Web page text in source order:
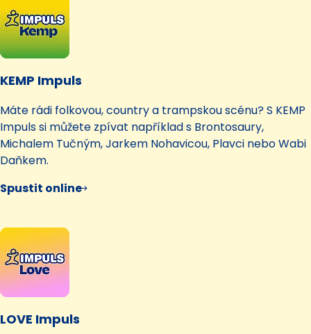
KEMP Impuls
Máte rádi folkovou, country a trampskou scénu? S KEMP
Impuls si můžete zpívat například s Brontosaury,
Michalem Tučným, Jarkem Nohavicou, Plavci nebo Wabi
Daňkem.
Spustit online
LOVE Impuls